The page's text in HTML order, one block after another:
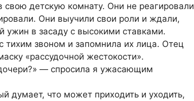
свою детскую комнату. Они не реагировали
Они выучили свои роли и ждали,
ужин в засаду с высокими ставками.
тихим звоном и запомнила их лица. Отец
«рассудочной жестокости».
— спросила я ужасающим
думает, что может приходить и уходить,